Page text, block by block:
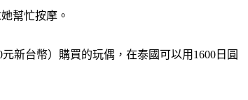
幫忙按摩。
新台幣）購買的玩偶，在泰國可以用1600日圓